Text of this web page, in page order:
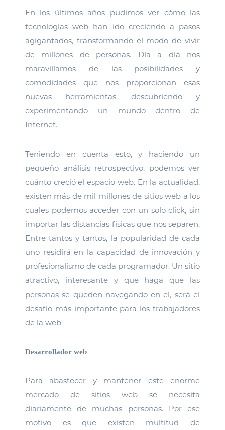
En los últimos años pudimos ver cómo las
tecnologías web han ido creciendo a pasos
agigantados, transformando el modo de vivir
de millones de personas. Día a día nos
maravillamos de las posibilidades y
comodidades que nos proporcionan esas
nuevas herramientas, descubriendo y
experimentando un mundo dentro de
Internet.
Teniendo en cuenta esto, y haciendo un
pequeño análisis retrospectivo, podemos ver
cuánto creció el espacio web. En la actualidad,
existen más de mil millones de sitios web a los
cuales podemos acceder con un solo click, sin
importar las distancias físicas que nos separen.
Entre tantos y tantos, la popularidad de cada
uno residirá en la capacidad de innovación y
profesionalismo de cada programador. Un sitio
atractivo, interesante y que haga que las
personas se queden navegando en el, será el
desafío más importante para los trabajadores
de la web.
Desarrollador web
Para abastecer y mantener este enorme
mercado de sitios web se necesita
diariamente de muchas personas. Por ese
motivo es que existen multitud de